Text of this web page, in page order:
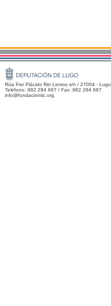
Rúa Frei Plácido Rei Lemos s/n / 27004 - Lugo
Teléfono: 982 284 667 / Fax: 982 284 687
info@fundaciontic.org